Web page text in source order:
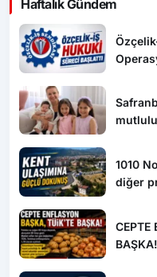
Haftalık Gündem
1010
diğer
CEPTE
BAŞKA!